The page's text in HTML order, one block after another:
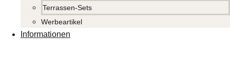
Terrassen-Sets
Werbeartikel
Informationen